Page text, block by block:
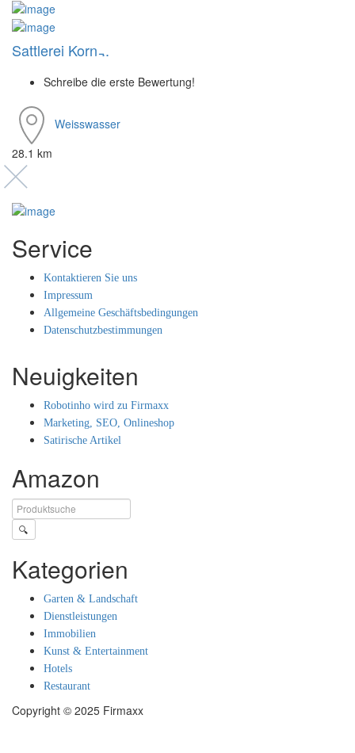
Sattlerei Korn ̵..
Schreibe die erste Bewertung!
Weisswasser
28.1 km
Service
Kontaktieren Sie uns
Impressum
Allgemeine Geschäftsbedingungen
Datenschutzbestimmungen
Neuigkeiten
Robotinho wird zu Firmaxx
Marketing, SEO, Onlineshop
Satirische Artikel
Amazon
🔍
Kategorien
Garten & Landschaft
Dienstleistungen
Immobilien
Kunst & Entertainment
Hotels
Restaurant
Copyright © 2025 Firmaxx